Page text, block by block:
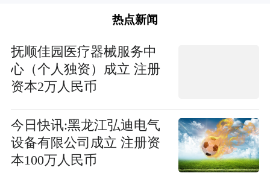
热点新闻
抚顺佳园医疗器械服务中
心（个人独资）成立 注册
资本2万人民币
今日快讯:黑龙江弘迪电气
设备有限公司成立 注册资
本100万人民币